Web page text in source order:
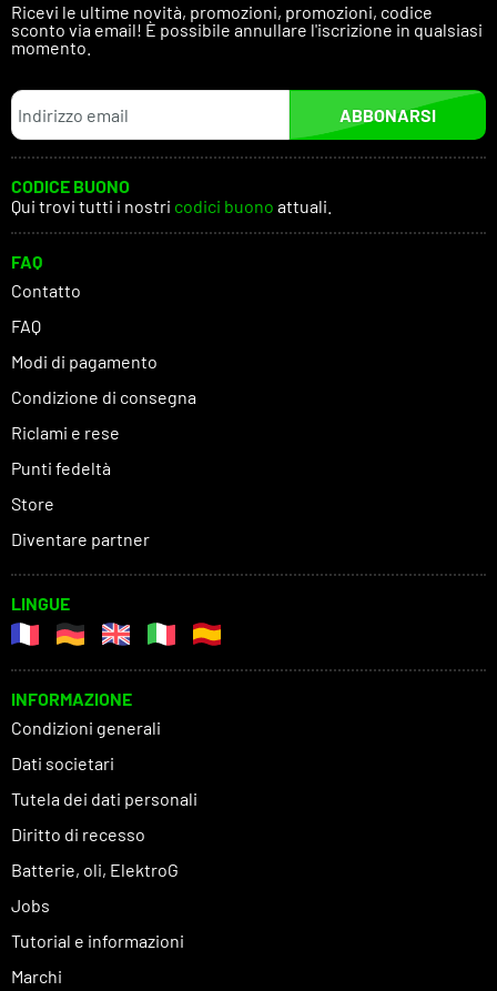
Ricevi le ultime novità, promozioni, promozioni, codice
sconto via email! È possibile annullare l'iscrizione in qualsiasi
momento.
ABBONARSI
CODICE BUONO
Qui trovi tutti i nostri codici buono attuali.
FAQ
Contatto
FAQ
Modi di pagamento
Condizione di consegna
Riclami e rese
Punti fedeltà
Store
Diventare partner
LINGUE
INFORMAZIONE
Condizioni generali
Dati societari
Tutela dei dati personali
Diritto di recesso
Batterie, oli, ElektroG
Jobs
Tutorial e informazioni
Marchi